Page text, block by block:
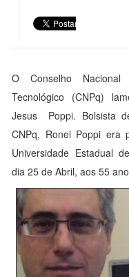
O Conselho Nacional
Tecnológico (CNPq)
Jesus Poppi. Bolsista
CNPq, Ronei Poppi era
Universidade Estadual
dia 25 de Abril, aos 55